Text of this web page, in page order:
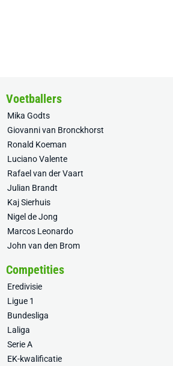
Voetballers
Mika Godts
Giovanni van Bronckhorst
Ronald Koeman
Luciano Valente
Rafael van der Vaart
Julian Brandt
Kaj Sierhuis
Nigel de Jong
Marcos Leonardo
John van den Brom
Competities
Eredivisie
Ligue 1
Bundesliga
Laliga
Serie A
EK-kwalificatie